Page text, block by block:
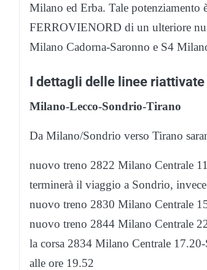
Milano ed Erba. Tale potenziamento
FERROVIENORD di un ulteriore
Milano Cadorna-Saronno e S4
I dettagli delle linee riattivate
Milano-Lecco-Sondrio-Tirano
Da Milano/Sondrio verso Tirano
nuovo treno 2822 Milano Centrale
terminerà il viaggio a Sondrio,
nuovo treno 2830 Milano Centrale
nuovo treno 2844 Milano Centrale
la corsa 2834 Milano Centrale
alle ore 19.52